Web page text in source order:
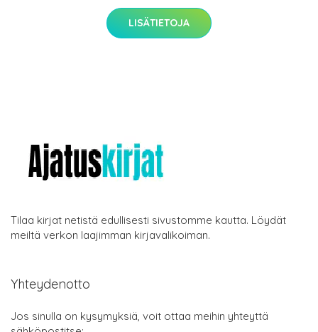
LISÄTIETOJA
Tilaa kirjat netistä edullisesti sivustomme kautta. Löydät
meiltä verkon laajimman kirjavalikoiman.
Yhteydenotto
Jos sinulla on kysymyksiä, voit ottaa meihin yhteyttä